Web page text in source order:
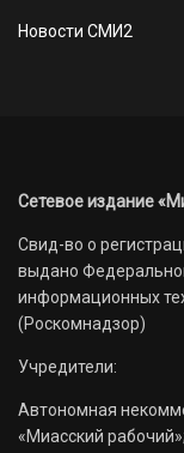
Новости СМИ2
Сетевое издание
Свид-во о
выдано
информационных
(Роскомнадзор)
Учредители:
Автономная
«Миасский рабочий»;